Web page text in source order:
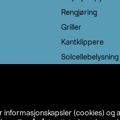
informasjonskapsler (cookies) og
Rengjøring
Griller
Kantklippere
Solcellebelysning